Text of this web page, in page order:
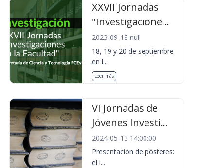
XXVII Jornadas
"Investigacione...
2023-09-18 null
18, 19 y 20 de septiembre
en l...
Leer más
VI Jornadas de
Jóvenes Investi...
2024-05-13 14:00:00
Presentación de pósteres:
el l...